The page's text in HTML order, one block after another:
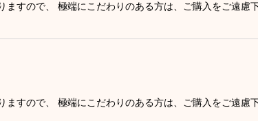
すので、 極端にこだわりのある方は、ご購入をご遠慮
すので、 極端にこだわりのある方は、ご購入をご遠慮